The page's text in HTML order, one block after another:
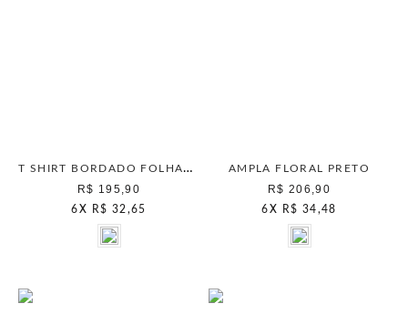
T SHIRT BORDADO FOLHAS PRETO
R$ 195,90
6 X R$ 32,65
AMPLA FLORAL PRETO
R$ 206,90
6 X R$ 34,48